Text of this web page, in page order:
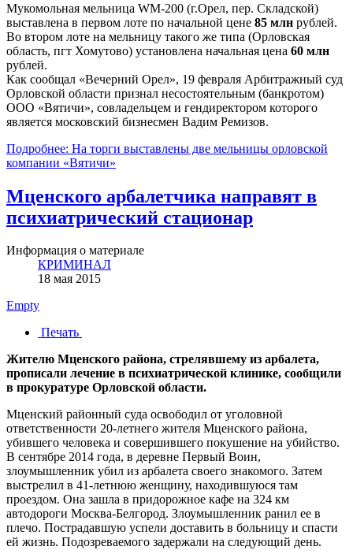
Мукомольная мельница WM-200 (г.Орел, пер. Складской)
выставлена в первом лоте по начальной цене 85 млн рублей.
Во втором лоте на мельницу такого же типа (Орловская
область, пгт Хомутово) установлена начальная цена 60 млн
рублей.
Как сообщал «Вечерний Орел», 19 февраля Арбитражный суд
Орловской области признал несостоятельным (банкротом)
ООО «Вятичи», совладельцем и гендиректором которого
является московский бизнесмен Вадим Ремизов.
Подробнее: На торги выставлены две мельницы орловской
компании «Вятичи»
Мценского арбалетчика направят в
психиатрический стационар
Информация о материале
КРИМИНАЛ
18 мая 2015
Empty
Печать
Жителю Мценского района, стрелявшему из арбалета,
прописали лечение в психиатрической клинике, сообщили
в прокуратуре Орловской области.
Мценский районный суда освободил от уголовной
ответственности 20-летнего жителя Мценского района,
убившего человека и совершившего покушение на убийство.
В сентябре 2014 года, в деревне Первый Воин,
злоумышленник убил из арбалета своего знакомого. Затем
выстрелил в 41-летнюю женщину, находившуюся там
проездом. Она зашла в придорожное кафе на 324 км
автодороги Москва-Белгород. Злоумышленник ранил ее в
плечо. Пострадавшую успели доставить в больницу и спасти
ей жизнь. Подозреваемого задержали на следующий день.